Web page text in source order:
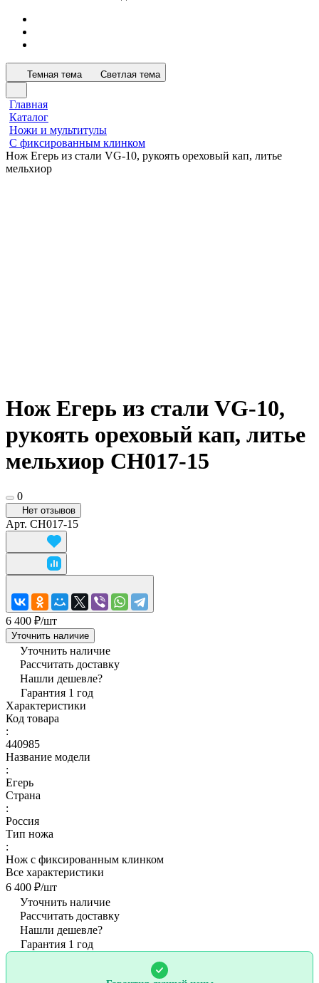
Темная тема Светлая тема
Главная
Каталог
Ножи и мультитулы
С фиксированным клинком
Нож Егерь из стали VG-10, рукоять ореховый кап, литье
мельхиор
Нож Егерь из стали VG-10,
рукоять ореховый кап, литье
мельхиор CH017-15
0
Нет отзывов
Арт. CH017-15
6 400 ₽/шт
Уточнить наличие
Уточнить наличие
Рассчитать доставку
Нашли дешевле?
Гарантия 1 год
Характеристики
Код товара
:
440985
Название модели
:
Егерь
Страна
:
Россия
Тип ножа
:
Нож с фиксированным клинком
Все характеристики
6 400 ₽/шт
Уточнить наличие
Рассчитать доставку
Нашли дешевле?
Гарантия 1 год